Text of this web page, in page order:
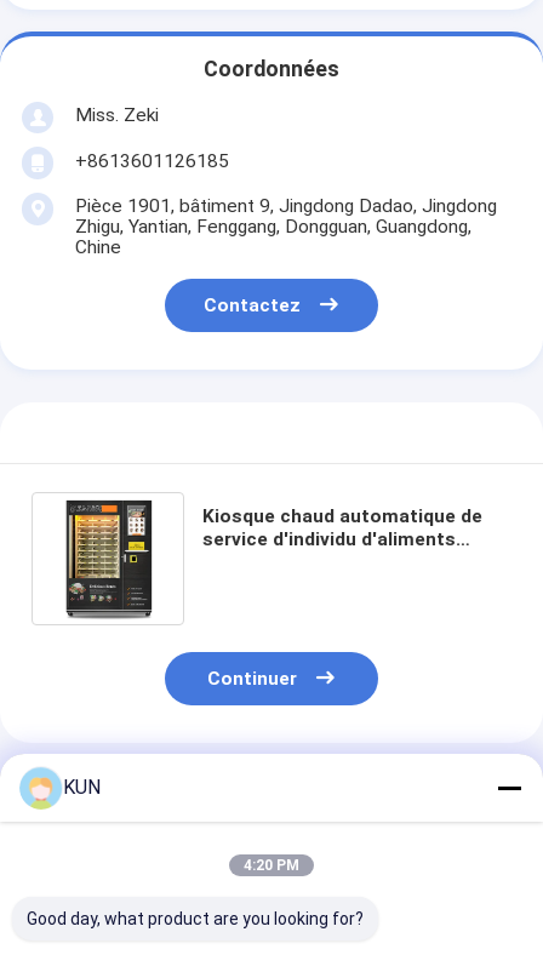
Coordonnées
Miss. Zeki
+8613601126185
Pièce 1901, bâtiment 9, Jingdong Dadao, Jingdong
Zhigu, Yantian, Fenggang, Dongguan, Guangdong,
Chine
Contactez
Kiosque chaud automatique de
service d'individu d'aliments
Continuer
Produits Recommandés
KUN
4:20 PM
Good day, what product are you looking for?